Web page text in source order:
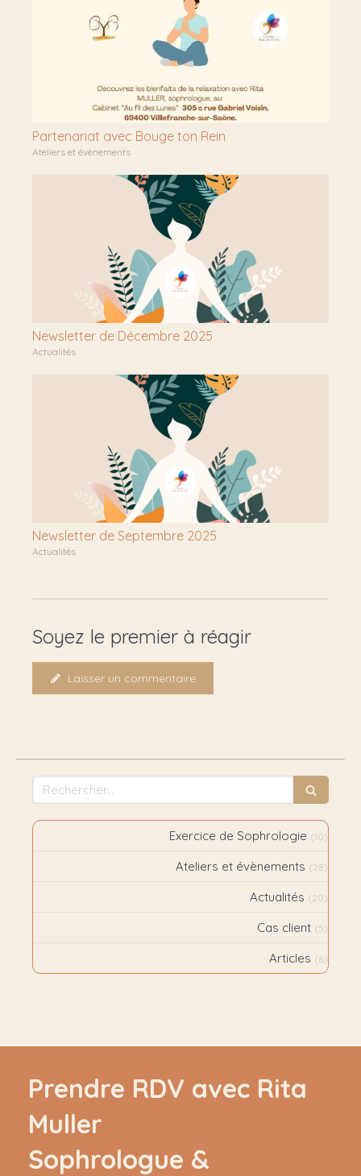
Partenariat avec Bouge ton Rein
Ateliers et évènements
Newsletter de Décembre 2025
Actualités
Newsletter de Septembre 2025
Actualités
Soyez le premier à réagir
Laisser un commentaire
Rechercher
Exercice de Sophrologie (10)
Ateliers et évènements (28)
Actualités (20)
Cas client (5)
Articles (6)
Prendre RDV avec Rita
Muller
Sophrologue &